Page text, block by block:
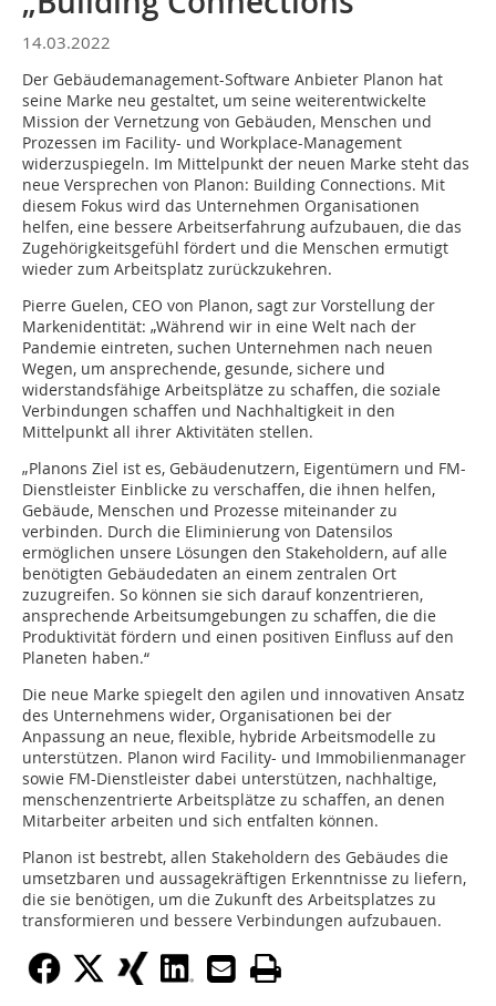
14.03.2022
Der Gebäudemanagement-Software Anbieter Planon hat
seine Marke neu gestaltet, um seine weiterentwickelte
Mission der Vernetzung von Gebäuden, Menschen und
Prozessen im Facility- und Workplace-Management
widerzuspiegeln. Im Mittelpunkt der neuen Marke steht das
neue Versprechen von Planon: Building Connections. Mit
diesem Fokus wird das Unternehmen Organisationen
helfen, eine bessere Arbeitserfahrung aufzubauen, die das
Zugehörigkeitsgefühl fördert und die Menschen ermutigt
wieder zum Arbeitsplatz zurückzukehren.
Pierre Guelen, CEO von Planon, sagt zur Vorstellung der
Markenidentität: „Während wir in eine Welt nach der
Pandemie eintreten, suchen Unternehmen nach neuen
Wegen, um ansprechende, gesunde, sichere und
widerstandsfähige Arbeitsplätze zu schaffen, die soziale
Verbindungen schaffen und Nachhaltigkeit in den
Mittelpunkt all ihrer Aktivitäten stellen.
„Planons Ziel ist es, Gebäudenutzern, Eigentümern und FM-
Dienstleister Einblicke zu verschaffen, die ihnen helfen,
Gebäude, Menschen und Prozesse miteinander zu
verbinden. Durch die Eliminierung von Datensilos
ermöglichen unsere Lösungen den Stakeholdern, auf alle
benötigten Gebäudedaten an einem zentralen Ort
zuzugreifen. So können sie sich darauf konzentrieren,
ansprechende Arbeitsumgebungen zu schaffen, die die
Produktivität fördern und einen positiven Einfluss auf den
Planeten haben.“
Die neue Marke spiegelt den agilen und innovativen Ansatz
des Unternehmens wider, Organisationen bei der
Anpassung an neue, flexible, hybride Arbeitsmodelle zu
unterstützen. Planon wird Facility- und Immobilienmanager
sowie FM-Dienstleister dabei unterstützen, nachhaltige,
menschenzentrierte Arbeitsplätze zu schaffen, an denen
Mitarbeiter arbeiten und sich entfalten können.
Planon ist bestrebt, allen Stakeholdern des Gebäudes die
umsetzbaren und aussagekräftigen Erkenntnisse zu liefern,
die sie benötigen, um die Zukunft des Arbeitsplatzes zu
transformieren und bessere Verbindungen aufzubauen.